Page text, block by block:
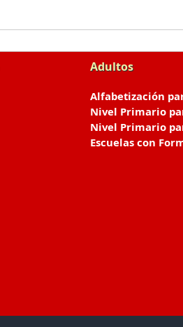
Adultos
Alfabetización
Nivel Primario
Nivel Primario
Escuelas con